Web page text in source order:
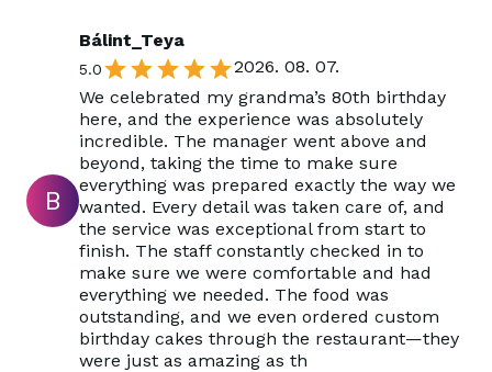
B
Bálint_Teya
5.0
2026. 08. 07.
We celebrated my grandma’s 80th birthday
here, and the experience was absolutely
incredible. The manager went above and
beyond, taking the time to make sure
everything was prepared exactly the way we
wanted. Every detail was taken care of, and
the service was exceptional from start to
finish. The staff constantly checked in to
make sure we were comfortable and had
everything we needed. The food was
outstanding, and we even ordered custom
birthday cakes through the restaurant—they
were just as amazing as th